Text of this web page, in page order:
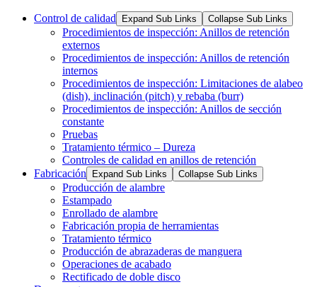
Control de calidad Expand Sub Links Collapse Sub Links
Procedimientos de inspección: Anillos de retención
externos
Procedimientos de inspección: Anillos de retención
internos
Procedimientos de inspección: Limitaciones de alabeo
(dish), inclinación (pitch) y rebaba (burr)
Procedimientos de inspección: Anillos de sección
constante
Pruebas
Tratamiento térmico – Dureza
Controles de calidad en anillos de retención
Fabricación
Expand Sub Links Collapse Sub Links
Producción de alambre
Estampado
Enrollado de alambre
Fabricación propia de herramientas
Tratamiento térmico
Producción de abrazaderas de manguera
Operaciones de acabado
Rectificado de doble disco